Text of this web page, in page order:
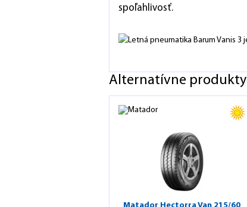
spoľahlivosť.
Alternatívne produkty